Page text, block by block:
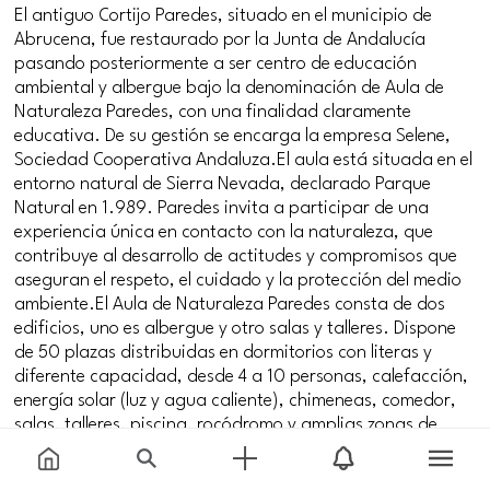
El antiguo Cortijo Paredes, situado en el municipio de
Abrucena, fue restaurado por la Junta de Andalucía
pasando posteriormente a ser centro de educación
ambiental y albergue bajo la denominación de Aula de
Naturaleza Paredes, con una finalidad claramente
educativa. De su gestión se encarga la empresa Selene,
Sociedad Cooperativa Andaluza.El aula está situada en el
entorno natural de Sierra Nevada, declarado Parque
Natural en 1.989. Paredes invita a participar de una
experiencia única en contacto con la naturaleza, que
contribuye al desarrollo de actitudes y compromisos que
aseguran el respeto, el cuidado y la protección del medio
ambiente.El Aula de Naturaleza Paredes consta de dos
edificios, uno es albergue y otro salas y talleres. Dispone
de 50 plazas distribuidas en dormitorios con literas y
diferente capacidad, desde 4 a 10 personas, calefacción,
energía solar (luz y agua caliente), chimeneas, comedor,
salas, talleres, piscina, rocódromo y amplias zonas de
juegos. Adaptaciones para personas con
discapacidad.Entre las actividades deportivas, cuenta